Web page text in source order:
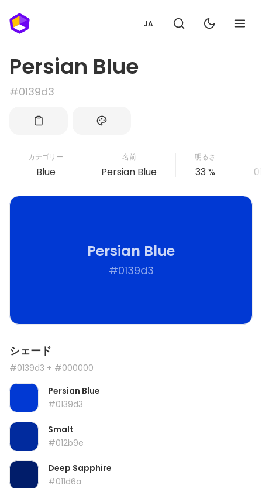
JA
Persian Blue
#0139d3
カテゴリー
Blue
名前
Persian Blue
明るさ
33 %
Persian Blue
#0139d3
シェード
#0139d3 + #000000
Persian Blue
#0139d3
Smalt
#012b9e
Deep Sapphire
#011d6a